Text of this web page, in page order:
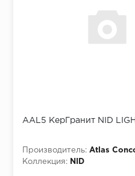
AAL5 КерГранит NID
Производитель: Atlas
Коллекция:
NID